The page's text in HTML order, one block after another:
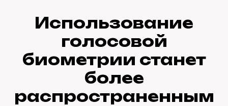
Использование
голосовой
биометрии станет
более
распространенным